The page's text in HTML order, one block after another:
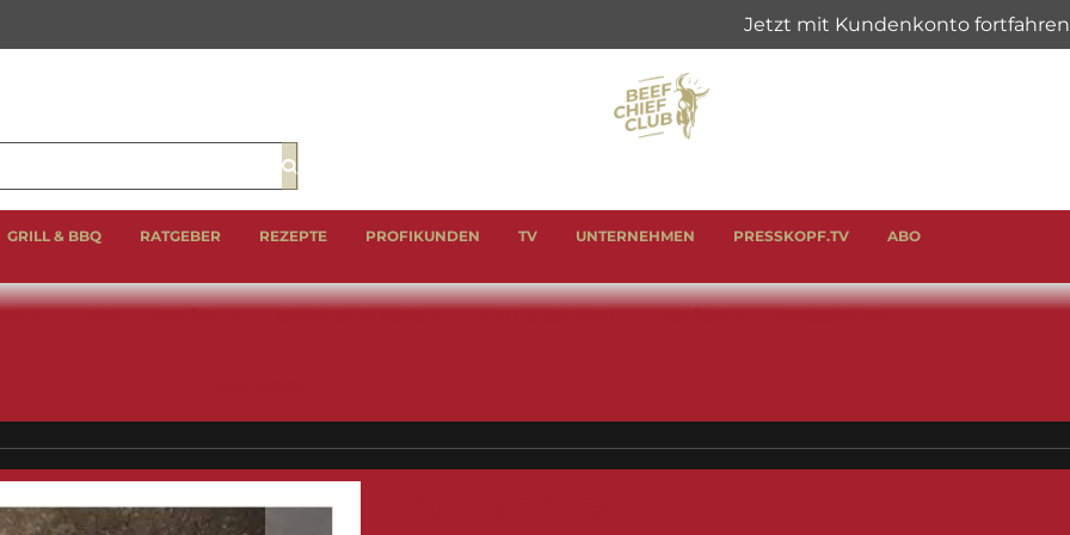
Suche
GRILL & BBQ RATGEBER REZEPTE PROFIKUNDEN TV UNTERNEHMEN PRESSKOPF.TV ABO